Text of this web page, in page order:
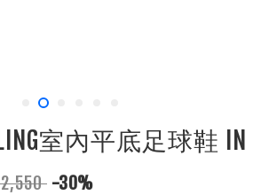
室內平底足球鞋 IN
2,550 -30%